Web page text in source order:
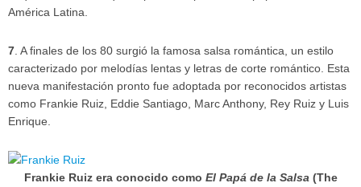
América Latina.
7. A finales de los 80 surgió la famosa salsa romántica, un estilo
caracterizado por melodías lentas y letras de corte romántico. Esta
nueva manifestación pronto fue adoptada por reconocidos artistas
como Frankie Ruiz, Eddie Santiago, Marc Anthony, Rey Ruiz y Luis
Enrique.
Frankie Ruiz era conocido como El Papá de la Salsa(The